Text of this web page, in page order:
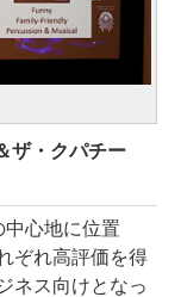
ザ・クパチー
心地に位置
ぞれ高評価を得
ネス向けとなっ